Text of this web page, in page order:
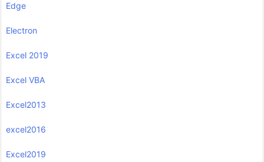
Edge
Electron
Excel 2019
Excel VBA
Excel2013
excel2016
Excel2019